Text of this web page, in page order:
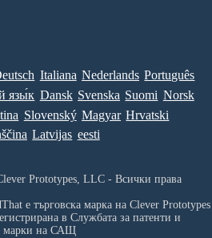
Italiana Nederlands Português
язы́к Dansk Svenska Suomi Norsk
Slovenský Magyar Hrvatski
Latvijas eesti
Prototypes, LLC - Всички права
е търговска марка на Clever
в Службата за патенти и
марки на САЩ